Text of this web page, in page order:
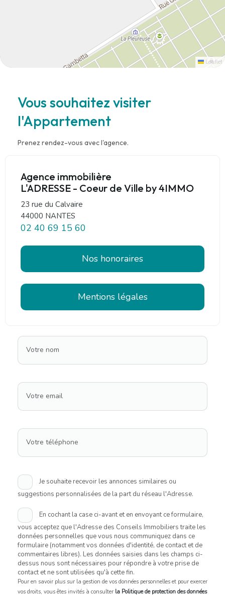
Leaflet
Vous souhaitez visiter
l'Appartement
Prenez rendez-vous avec l'agence.
Agence immobilière
L'ADRESSE - Coeur de Ville by 4IMMO
23 rue du Calvaire
44000 NANTES
02 40 69 15 60
Nos honoraires
Mentions légales
Votre nom
Votre email
Votre téléphone
Je souhaite recevoir les annonces similaires ou
suggestions personnalisées de la part du réseau l'Adresse.
En cochant la case ci-avant et en envoyant ce formulaire,
vous acceptez que l'Adresse des Conseils Immobiliers traite les
données personnelles que vous nous communiquez dans ce
formulaire (notamment vos données d'identité, de contact et de
commentaires libres). Les données saisies dans les champs ci-
dessus nous sont nécessaires pour répondre à votre prise de
contact et ne sont utilisées qu'à cette fin.
Pour en savoir plus sur la gestion de vos données personnelles et pour exercer
vos droits, vous êtes invités à consulter la Politique de protection des données